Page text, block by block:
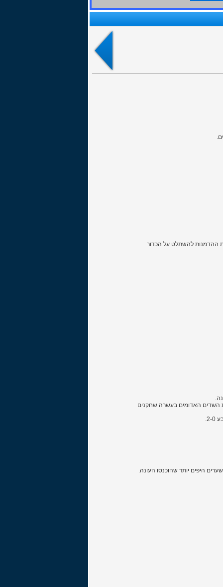
לאנדי ג'וןנסון את ההדמנות להשתלט על הכדור
את השדים האדומים בעשרה שחקנים
0.
היפים יותר שהוכנסו העונה.